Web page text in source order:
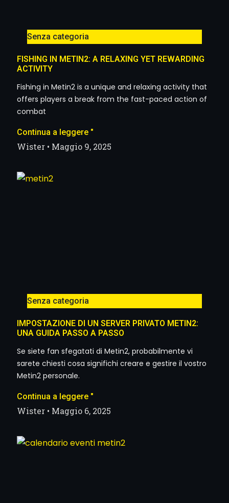
Senza categoria
FISHING IN METIN2: A RELAXING YET REWARDING
ACTIVITY
Fishing in Metin2 is a unique and relaxing activity that
offers players a break from the fast-paced action of
combat
Continua a leggere "
Wister Maggio 9, 2025
Senza categoria
IMPOSTAZIONE DI UN SERVER PRIVATO METIN2:
UNA GUIDA PASSO A PASSO
Se siete fan sfegatati di Metin2, probabilmente vi
sarete chiesti cosa significhi creare e gestire il vostro
Metin2 personale.
Continua a leggere "
Wister Maggio 6, 2025